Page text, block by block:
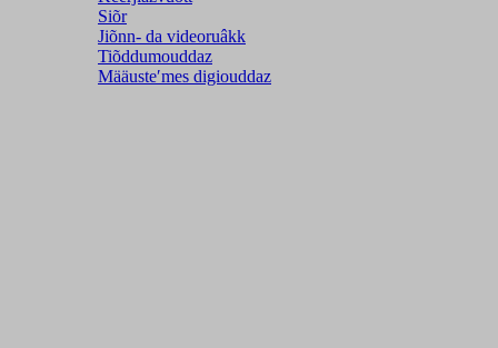
Siõr
Jiõnn- da videoruâkk
Tiõddumouddaz
Määusteʹmes digiouddaz